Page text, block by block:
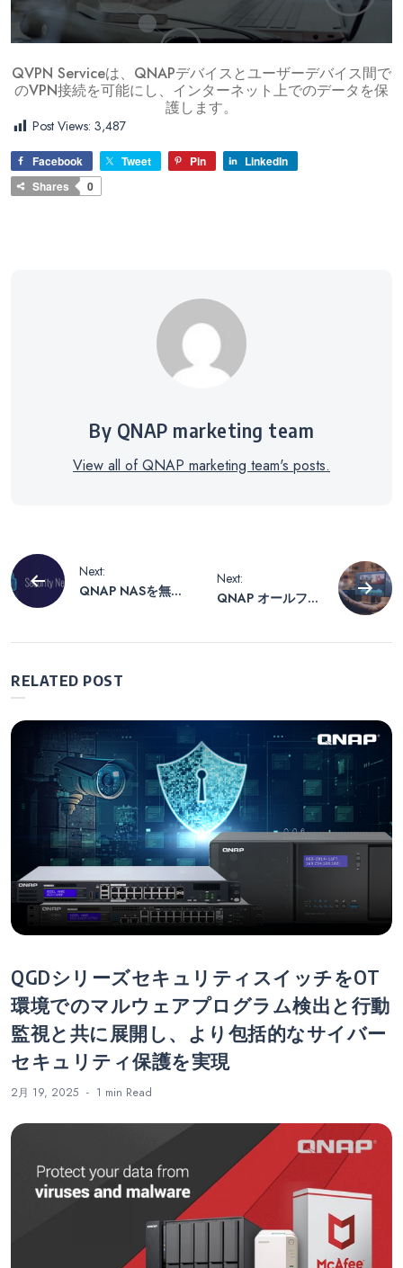
QVPN Serviceは、QNAPデバイスとユーザーデバイス間で
のVPN接続を可能にし、インターネット上でのデータを保
護します。
Post Views: 3,487
Facebook Tweet Pin
LinkedIn
Shares
0
By QNAP marketing team
View all of QNAP marketing team's posts.
投
稿
ナ
ビ
ゲ
ー
シ
ョ
ン
Next:
QNAP NASを無防
Next:
QNAP オールフラ
を使用して、シー
ムレスなマルチユ
ーザー ビデオ 編
集を実現
RELATED POST
QGDシリーズセキュリティスイッチをOT
環境でのマルウェアプログラム検出と行動
監視と共に展開し、より包括的なサイバー
セキュリティ保護を実現
2月 19, 2025 1 min Read